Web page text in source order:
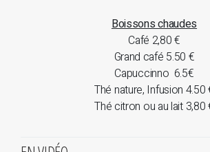
Boissons chaudes
Café 2,80 €
Grand café 5.50 €
Capuccinno 6.5€
Thé nature, Infusion 4.50
Thé citron ou au lait 3,80